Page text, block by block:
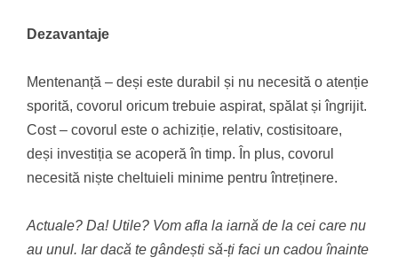
Dezavantaje
Mentenanță – deși este durabil și nu necesită o atenție
sporită, covorul oricum trebuie aspirat, spălat și îngrijit.
Cost – covorul este o achiziție, relativ, costisitoare,
deși investiția se acoperă în timp. În plus, covorul
necesită niște cheltuieli minime pentru întreținere.
Actuale? Da! Utile? Vom afla la iarnă de la cei care nu
au unul. Iar dacă te gândești să-ți faci un cadou înainte